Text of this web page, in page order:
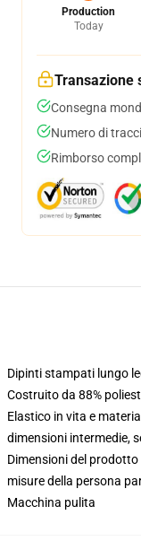
Production
Today
Transazione
Consegna
Numero di
Rimborso
Dipinti stampati lungo
Costruito da 88%
Elastico in vita e
dimensioni intermedie,
Dimensioni del
misure della persona
Macchina pulita